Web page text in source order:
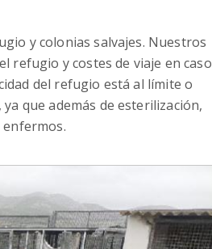
y colonias salvajes. Nuestros
refugio y costes de viaje en caso
del refugio está al límite o
que además de esterilización,